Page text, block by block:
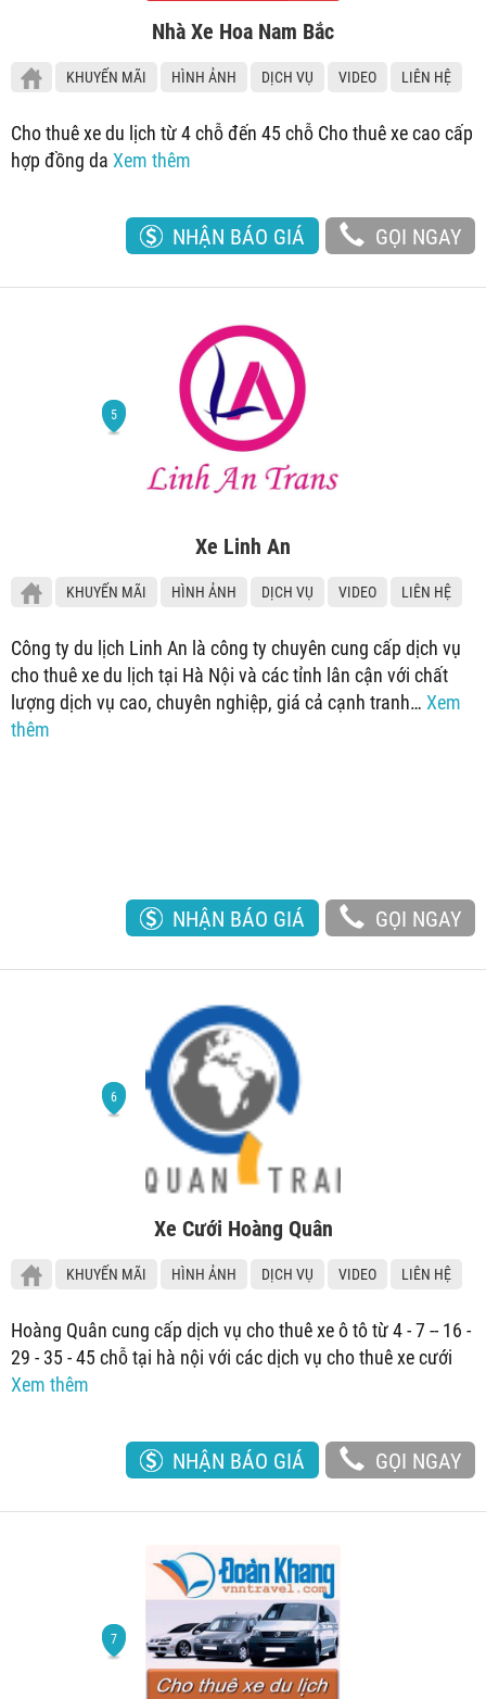
Nhà Xe Hoa Nam Bắc
KHUYẾN MÃI HÌNH ẢNH DỊCH VỤ VIDEO LIÊN HỆ
Cho thuê xe du lịch từ 4 chỗ đến 45 chỗ Cho thuê xe cao cấp
hợp đồng da Xem thêm
NHẬN BÁO GIÁ GỌI NGAY
Xe Linh An
KHUYẾN MÃI HÌNH ẢNH DỊCH VỤ VIDEO LIÊN HỆ
Công ty du lịch Linh An là công ty chuyên cung cấp dịch vụ
cho thuê xe du lịch tại Hà Nội và các tỉnh lân cận với chất
lượng dịch vụ cao, chuyên nghiệp, giá cả cạnh tranh… Xem
thêm
NHẬN BÁO GIÁ GỌI NGAY
Xe Cưới Hoàng Quân
KHUYẾN MÃI HÌNH ẢNH DỊCH VỤ VIDEO LIÊN HỆ
Hoàng Quân cung cấp dịch vụ cho thuê xe ô tô từ 4 - 7 -- 16 -
29 - 35 - 45 chỗ tại hà nội với các dịch vụ cho thuê xe cưới
Xem thêm
NHẬN BÁO GIÁ GỌI NGAY